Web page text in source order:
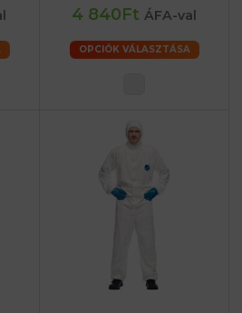
4 840Ft ÁFA-val
OPCIÓK VÁLASZTÁSA